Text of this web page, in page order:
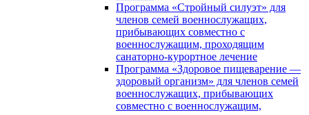
Программа «Стройный силуэт» для
членов семей военнослужащих,
прибывающих совместно с
военнослужащим, проходящим
санаторно-курортное лечение
Программа «Здоровое пищеварение —
здоровый организм» для членов семей
военнослужащих, прибывающих
совместно с военнослужащим,